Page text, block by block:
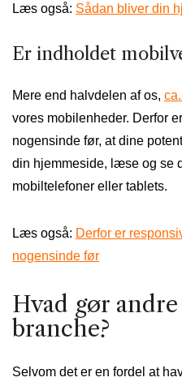
Læs også: Sådan bliver din
Er indholdet
Mere end halvdelen af os,
vores mobilenheder. Derfor
nogensinde før, at dine
din hjemmeside, læse og se
mobiltelefoner eller tablets.
Læs også: Derfor er
nogensinde før
Hvad gør
branche?
Selvom det er en fordel at